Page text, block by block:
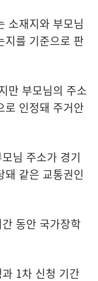
소재지와 부모님
지를 기준으로 판
만 부모님의 주소
로 인정돼 주거안
님 주소가 경기
돼 같은 교통권인
동안 국가장학
과 1차 신청 기간